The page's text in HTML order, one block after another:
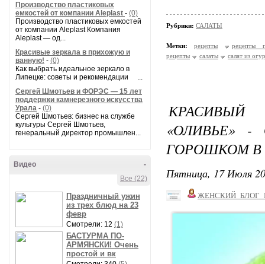
Производство пластиковых
емкостей от компании Aleplast - (0)
Производство пластиковых емкостей
от компании Aleplast Компания
Aleplast — од...
Красивые зеркала в прихожую и
ванную! - (0)
Как выбрать идеальное зеркало в
Липецке: советы и рекомендации ...
Сергей Шмотьев и ФОРЭС — 15 лет
поддержки камнерезного искусства
Урала - (0)
Сергей Шмотьев: бизнес на службе
культуры Сергей Шмотьев,
генеральный директор промышлен...
-
Видео
Все (22)
Праздничный ужин
из трех блюд на 23
февр
Смотрели: 12 (1)
БАСТУРМА ПО-
АРМЯНСКИ! Очень
простой и вк
Рубрики: САЛАТЫ
Метки: рецепты
рецепты
рецепты
салаты салат из
«ОЛИВЬЕ»
ГОРОШКОМ В
Пятница, 17 Июля